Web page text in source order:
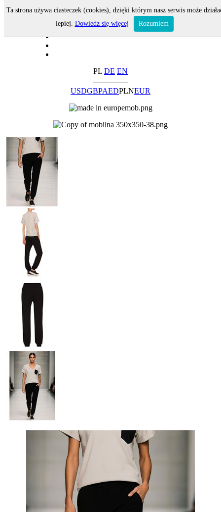
PL DE EN
USDGBPAEDPLNEUR
Ta strona używa ciasteczek (cookies), dzięki którym nasz serwis może
lepiej. Dowiedz się więcej Rozumiem